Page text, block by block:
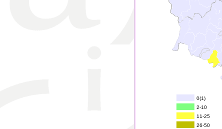
0(1)
2-10
11-25
26-50